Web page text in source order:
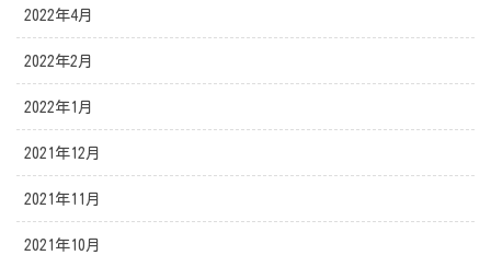
2022年4月
2022年2月
2022年1月
2021年12月
2021年11月
2021年10月